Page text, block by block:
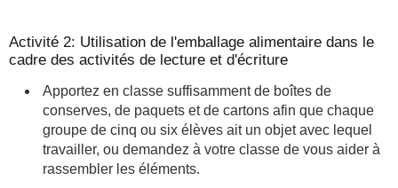
Activité 2: Utilisation de l'emballage alimentaire dans le
cadre des activités de lecture et d'écriture
Apportez en classe suffisamment de boîtes de
conserves, de paquets et de cartons afin que chaque
groupe de cinq ou six élèves ait un objet avec lequel
travailler, ou demandez à votre classe de vous aider à
rassembler les éléments.